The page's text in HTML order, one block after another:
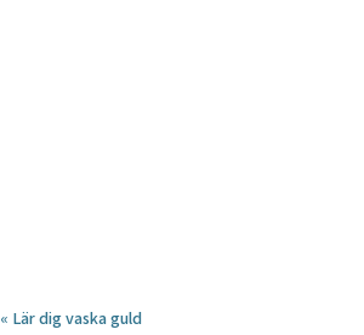
« Lär dig vaska guld